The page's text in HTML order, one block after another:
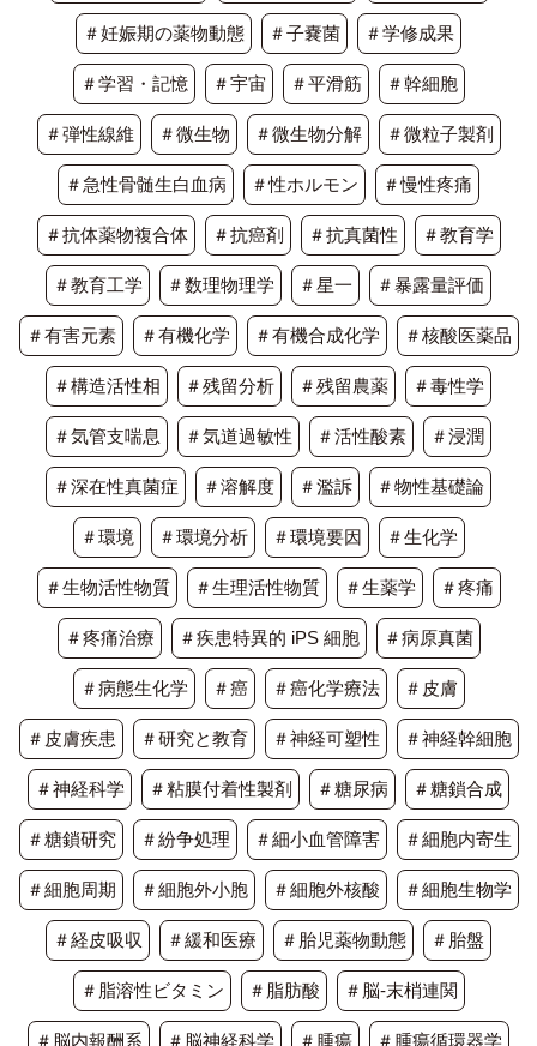
＃妊娠期の薬物動態 ＃子嚢菌 ＃学修成果
＃学習・記憶 ＃宇宙 ＃平滑筋 ＃幹細胞
＃弾性線維 ＃微生物 ＃微生物分解 ＃微粒子製剤
＃急性骨髄生白血病 ＃性ホルモン ＃慢性疼痛
＃抗体薬物複合体 ＃抗癌剤 ＃抗真菌性 ＃教育学
＃教育工学 ＃数理物理学 ＃星一 ＃暴露量評価
＃有害元素 ＃有機化学 ＃有機合成化学 ＃核酸医薬品
＃構造活性相 ＃残留分析 ＃残留農薬 ＃毒性学
＃気管支喘息 ＃気道過敏性 ＃活性酸素 ＃浸潤
＃深在性真菌症 ＃溶解度 ＃濫訴 ＃物性基礎論
＃環境 ＃環境分析 ＃環境要因 ＃生化学
＃生物活性物質 ＃生理活性物質 ＃生薬学 ＃疼痛
＃疼痛治療 ＃疾患特異的 iPS 細胞 ＃病原真菌
＃病態生化学 ＃癌 ＃癌化学療法 ＃皮膚
＃皮膚疾患 ＃研究と教育 ＃神経可塑性 ＃神経幹細胞
＃神経科学 ＃粘膜付着性製剤 ＃糖尿病 ＃糖鎖合成
＃糖鎖研究 ＃紛争処理 ＃細小血管障害 ＃細胞内寄生
＃細胞周期 ＃細胞外小胞 ＃細胞外核酸 ＃細胞生物学
＃経皮吸収 ＃緩和医療 ＃胎児薬物動態 ＃胎盤
＃脂溶性ビタミン ＃脂肪酸 ＃脳-末梢連関
＃脳内報酬系 ＃脳神経科学 ＃腫瘍 ＃腫瘍循環器学